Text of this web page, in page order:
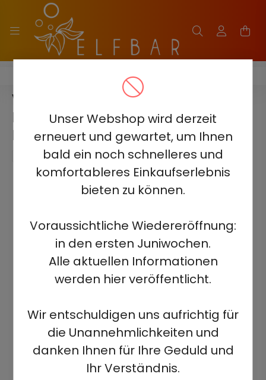
Unser Webshop wird derzeit
erneuert und gewartet, um Ihnen
bald ein noch schnelleres und
komfortableres Einkaufserlebnis
bieten zu können.
Voraussichtliche Wiedereröffnung:
in den ersten Juniwochen.
Alle aktuellen Informationen
werden hier veröffentlicht.
Wir entschuldigen uns aufrichtig für
die Unannehmlichkeiten und
danken Ihnen für Ihre Geduld und
Ihr Verständnis.
VOZOL GEAR SISHA 25000 - 0.5%
VOZOL GEAR SISHA 25000 -
BLUEBERRY WATERMELON 0.5%
NICOTINE